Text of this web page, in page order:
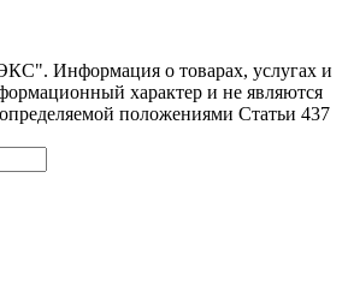
Информация о товарах, услугах и
характер и не являются
положениями Статьи 437